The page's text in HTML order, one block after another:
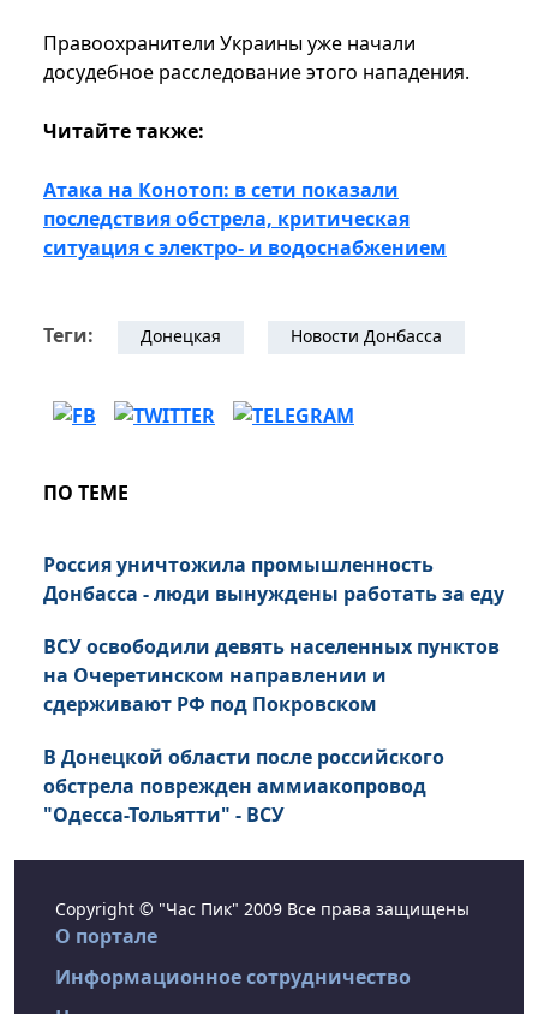
Правоохранители Украины уже начали
досудебное расследование этого нападения.
Читайте также:
Атака на Конотоп: в сети показали
последствия обстрела, критическая
ситуация с электро- и водоснабжением
Теги: Донецкая Новости Донбасса
ПО ТЕМЕ
Россия уничтожила промышленность
Донбасса - люди вынуждены работать за еду
ВСУ освободили девять населенных пунктов
на Очеретинском направлении и
сдерживают РФ под Покровском
В Донецкой области после российского
обстрела поврежден аммиакопровод
"Одесса-Тольятти" - ВСУ
Copyright © "Час Пик" 2009 Все права защищены
О портале
Информационное сотрудничество